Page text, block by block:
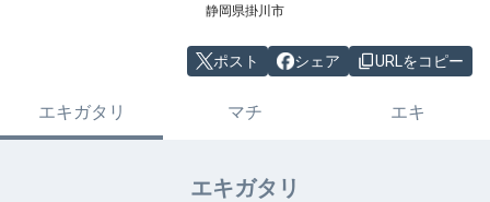
静岡県掛川市
ポスト シェア URLをコピー
エキガタリ マチ エキ
エキガタリ